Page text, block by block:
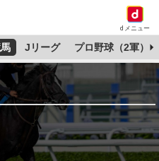
dメニュー
Jリーグ プロ野球（2軍）